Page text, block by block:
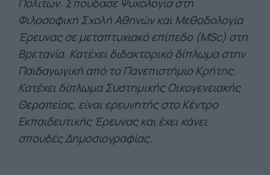
Πολιτών. Σπούδασε Ψυχολογία στη
Φιλοσοφική Σχολή Αθηνών και Μεθοδολογία
Έρευνας σε μεταπτυχιακό επίπεδο (ΜSc) στη
Βρετανία. Κατέχει διδακτορικό δίπλωμα στην
Παιδαγωγική από το Πανεπιστήμιο Κρήτης.
Κατέχει δίπλωμα Συστημικής Οικογενειακής
Θεραπείας, είναι ερευνητής στο Κέντρο
Εκπαιδευτικής Έρευνας και έχει κάνει
σπουδές Δημοσιογραφίας.